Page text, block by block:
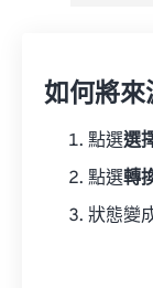
如何將來
點選選
點選轉
狀態變